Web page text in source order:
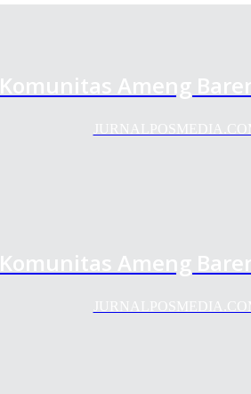
Komunitas Ameng
Komunitas Ameng